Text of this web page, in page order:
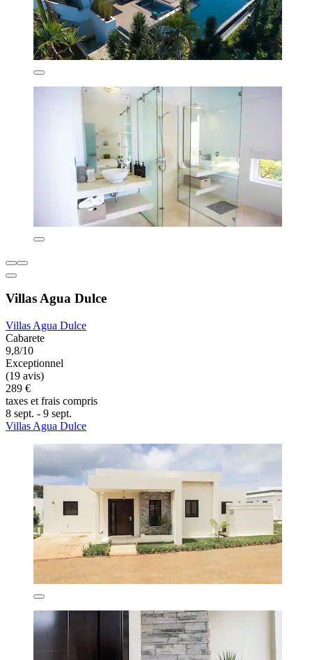
Villas Agua Dulce
Villas Agua Dulce
Cabarete
9,8/10
Exceptionnel
(19 avis)
289 €
taxes et frais compris
8 sept. - 9 sept.
Villas Agua Dulce